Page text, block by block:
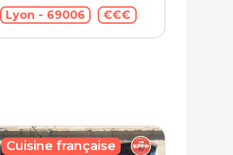
Lyon - 69006 €€€
Cuisine française